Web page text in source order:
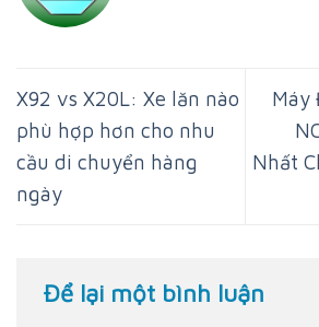
X92 vs X20L: Xe lăn nào
phù hợp hơn cho nhu
cầu di chuyển hàng
ngày
Máy
Nhất
Để lại một bình luận